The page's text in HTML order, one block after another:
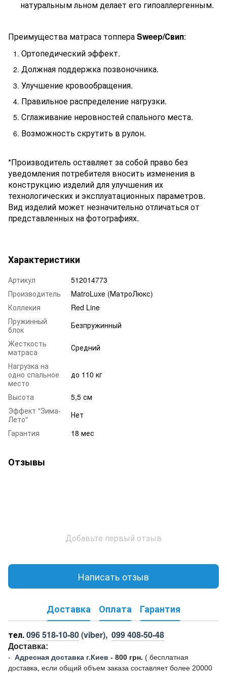
натуральным льном делает его гипоаллергенным.
Преимущества матраса топпераSweep/Свип:
Ортопедический эффект.
Должная поддержка позвоночника.
Улучшение кровообращения.
Правильное распределение нагрузки.
Сглаживание неровностей спального места.
Возможность скрутить в рулон.
*Производитель оставляет за собой право без
уведомления потребителя вносить изменения в
конструкцию изделий для улучшения их
технологических и эксплуатационных параметров.
Вид изделий может незначительно отличаться от
представленных на фотографиях.
Характеристики
Артикул
512014773
Производитель
MatroLuxe (МатроЛюкс)
Коллекия
Red Line
Пружинный
блок
Безпружинный
Жесткость
матраса
Средний
Нагрузка на
одно спальное
место
до 110 кг
Высота
5,5 см
Эффект "Зима-
Лето"
Нет
Гарантия
18 мес
Отзывы
Добавьте первый отзыв
Написать отзыв
Доставка Оплата Гарантия
тел.096 518-10-80(viber), 099 408-50-48
Доставка:
- Адресная доставка г.Киев - 800 грн. ( бесплатная
доставка, если общий объем заказа составляет более 20000